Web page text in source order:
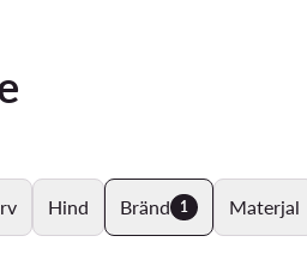
Hind Bränd 1 Materjal